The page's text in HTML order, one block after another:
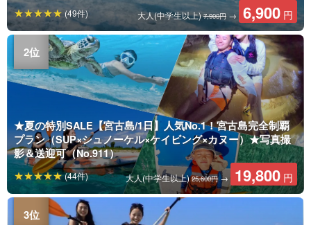
大人(中学生以上)7,900円 → 6,900 円
(49件)
★夏の特別SALE【宮古島/1日】人気No.1！宮古島完全制覇
プラン（SUP×シュノーケル×ケイビング×カヌー）★写真撮
影＆送迎可（No.911）
大人(中学生以上)25,600円→ 19,800 円
(44件)